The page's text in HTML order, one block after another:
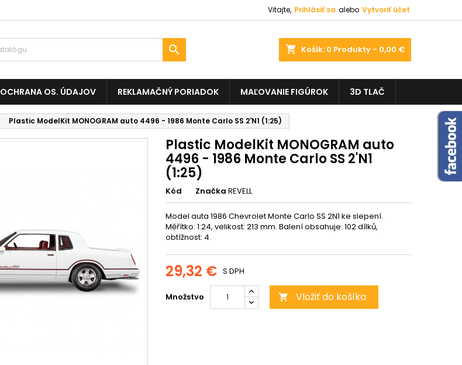
Vitajte, Prihlásiť sa alebo Vytvoriť účet
shopping_cart Košík: 0 Produkty - 0,00 €

OCHRANA OS. ÚDAJOV REKLAMAČNÝ PORIADOK MAĽOVANIE FIGÚROK 3D TLAČ
Plastic ModelKit MONOGRAM auto 4496 - 1986 Monte Carlo SS 2'N1 (1:25)
Plastic ModelKit MONOGRAM auto
4496 - 1986 Monte Carlo SS 2'N1
(1:25)
Kód Značka REVELL
Model auta 1986 Chevrolet Monte Carlo SS 2N1 ke slepení.
Měřítko: 1:24, velikost: 213 mm. Balení obsahuje: 102 dílků,
obtížnost: 4.
29,32 € S DPH
Množstvo  Vložiť do košíka